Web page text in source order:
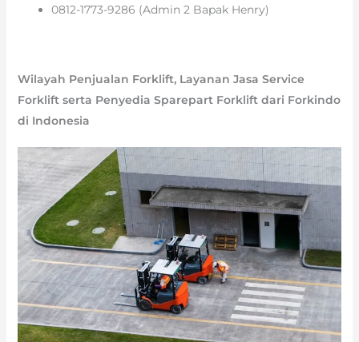
0812-1773-9286 (Admin 2 Bapak Henry)
Wilayah Penjualan Forklift, Layanan Jasa Service
Forklift serta Penyedia Sparepart Forklift dari Forkindo
di Indonesia